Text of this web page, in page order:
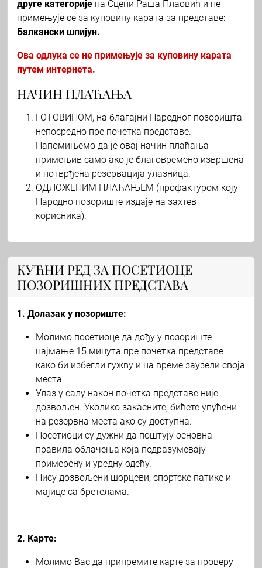
друге категорије на Сцени Раша Плаовић и не
примењује се за куповину карата за представе:
Балкански шпијун.
Ова одлука се не примењује за куповину карата
путем интернета.
НАЧИН ПЛАЋАЊА
ГОТОВИНОМ, на благајни Народног позоришта
непосредно пре почетка представе.
Напомињемо да је овај начин плаћања
примењив само ако је благовремено извршена
и потврђена резервација улазница.
ОДЛОЖЕНИМ ПЛАЋАЊЕМ (профактуром коју
Народно позориште издаје на захтев
корисника).
КУЋНИ РЕД ЗА ПОСЕТИОЦЕ
ПОЗОРИШНИХ ПРЕДСТАВА
1. Долазак у позориште:
Молимо посетиоце да дођу у позориште
најмање 15 минута пре почетка представе
како би избегли гужву и на време заузели своја
места.
Улаз у салу након почетка представе није
дозвољен. Уколико закасните, бићете упућени
на резервна места ако су доступна.
Посетиоци су дужни да поштују основна
правила облачења која подразумевају
примерену и уредну одећу.
Нису дозвољени шорцеви, спортске патике и
мајице са бретелама.
2. Карте:
Молимо Вас да припремите карте за проверу